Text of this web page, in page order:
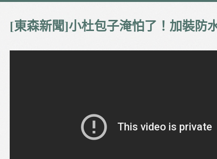
[東森新聞]小杜包子淹怕了！加裝防